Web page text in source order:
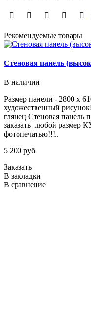
Рекомендуемые товары
Стеновая панель
В наличии
Размер панели - 2800 х
художественный
глянец Стеновая
заказать любой
фотопечатью!!!..
5 200 руб.
Заказать
В закладки
В сравнение